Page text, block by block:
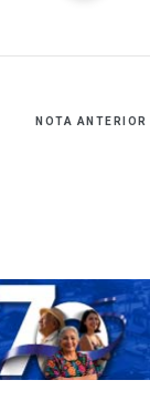
NOTA ANTERIOR